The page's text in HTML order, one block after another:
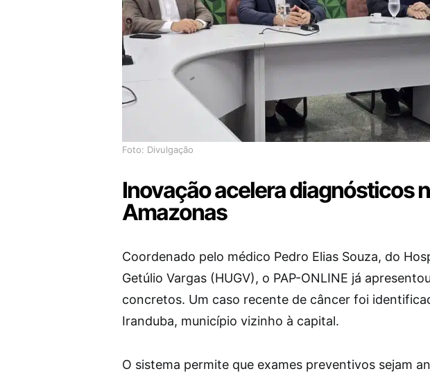
Foto: Divulgação
Inovação acelera diagnósticos
Amazonas
Coordenado pelo médico Pedro Elias Souza, do
Getúlio Vargas (HUGV), o PAP-ONLINE já
concretos. Um caso recente de câncer foi
Iranduba, município vizinho à capital.
O sistema permite que exames preventivos sejam